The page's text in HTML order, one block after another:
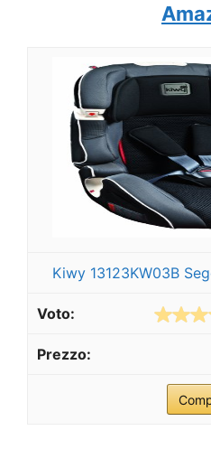
Kiwy 13123KW03B